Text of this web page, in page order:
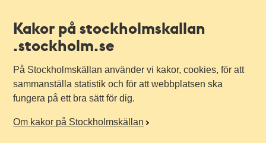
Kakor på stockholmskallan
.stockholm.se
På Stockholmskällan använder vi kakor, cookies, för att
sammanställa statistik och för att webbplatsen ska
fungera på ett bra sätt för dig.
Om kakor på Stockholmskällan